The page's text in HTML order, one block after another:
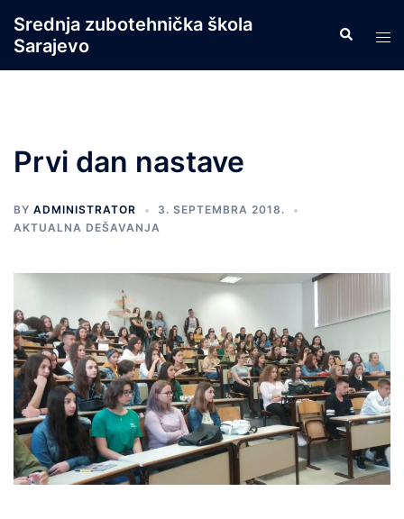
content
Srednja zubotehnička škola
Sarajevo
Search
Prvi dan nastave
BY ADMINISTRATOR
3. SEPTEMBRA 2018.
AKTUALNA DEŠAVANJA